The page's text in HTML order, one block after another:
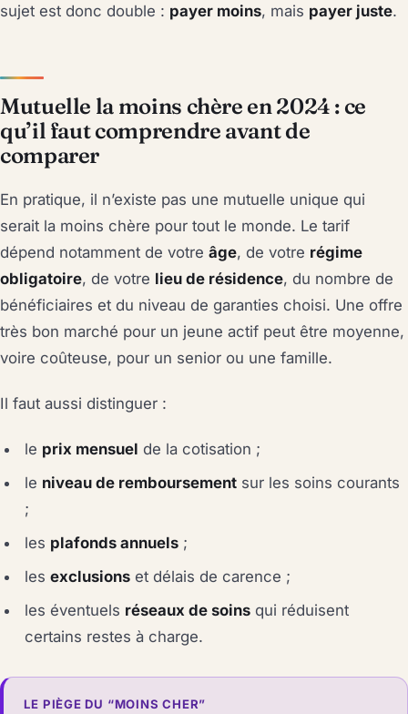
sujet est donc double : payer moins, mais payer juste.
Mutuelle la moins chère en 2024 : ce
qu’il faut comprendre avant de
comparer
En pratique, il n’existe pas une mutuelle unique qui
serait la moins chère pour tout le monde. Le tarif
dépend notamment de votre âge, de votre régime
obligatoire, de votre lieu de résidence, du nombre de
bénéficiaires et du niveau de garanties choisi. Une offre
très bon marché pour un jeune actif peut être moyenne,
voire coûteuse, pour un senior ou une famille.
Il faut aussi distinguer :
le prix mensuel de la cotisation ;
le niveau de remboursement sur les soins courants
;
les plafonds annuels ;
lesexclusions et délais de carence ;
les éventuels réseaux de soins qui réduisent
certains restes à charge.
LE PIÈGE DU “MOINS CHER”